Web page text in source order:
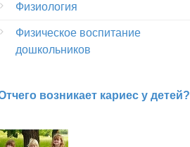
Физиология
Физическое воспитание
дошкольников
возникает кариес у детей?